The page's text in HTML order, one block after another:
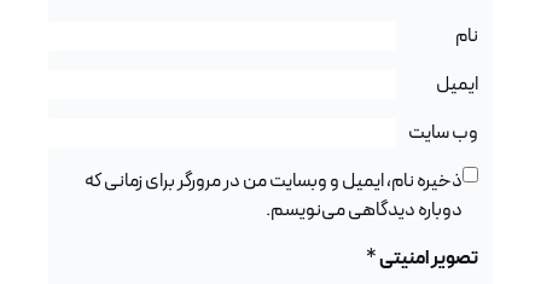
نام
ایمیل
وب‌ سایت
ذخیره نام، ایمیل و وبسایت من در مرورگر برای زمانی که
دوباره دیدگاهی می‌نویسم.
تصویر امنیتی*